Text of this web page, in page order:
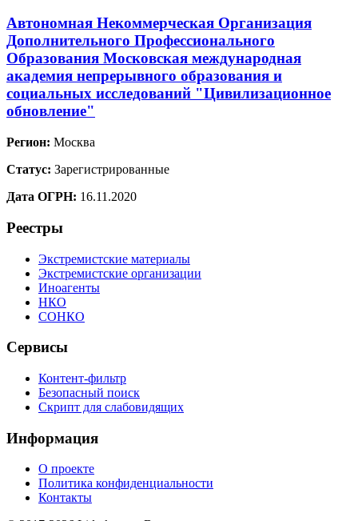
Автономная Некоммерческая Организация
Дополнительного Профессионального
Образования Московская международная
академия непрерывного образования и
социальных исследований "Цивилизационное
обновление"
Регион: Москва
Статус: Зарегистрированные
Дата ОГРН: 16.11.2020
Реестры
Экстремистские материалы
Экстремистские организации
Иноагенты
НКО
СОНКО
Сервисы
Контент-фильтр
Безопасный поиск
Скрипт для слабовидящих
Информация
О проекте
Политика конфиденциальности
Контакты